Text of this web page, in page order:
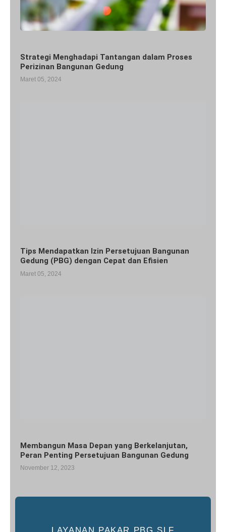
Strategi Menghadapi Tantangan dalam Proses
Perizinan Bangunan Gedung
Maret 05, 2024
Tips Mendapatkan Izin Persetujuan Bangunan
Gedung (PBG) dengan Cepat dan Efisien
Maret 05, 2024
Membangun Masa Depan yang Berkelanjutan,
Peran Penting Persetujuan Bangunan Gedung
November 12, 2023